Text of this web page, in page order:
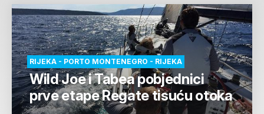
RIJEKA - PORTO MONTENEGRO - RIJEKA
Wild Joe i Tabea pobjednici
prve etape Regate tisuću otoka